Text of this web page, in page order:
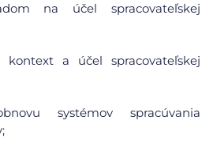
na účel spracovateľskej
kontext a účel spracovateľskej
systémov spracúvania